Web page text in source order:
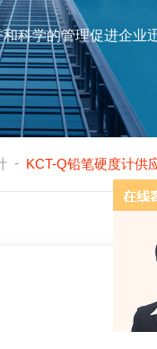
科学的管理促进企业
- KCT-Q铅笔硬度计供